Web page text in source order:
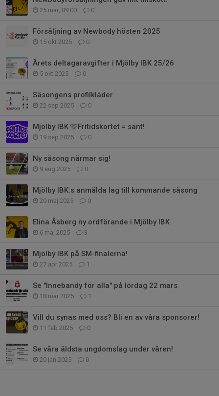
25 mar, 09:00 0
Försäljning av Newbody hösten 2025
15 okt 2025 0
Årets deltagaravgifter i Mjölby IBK 25/26
5 okt 2025 0
Säsongens profilkläder
22 sep 2025 0
Mjölby IBK 🩷Fritidskortet = sant!
19 sep 2025 0
Ny säsong närmar sig!
9 aug 2025 0
Mjölby IBK:s anmälda lag till kommande säsong
20 maj 2025 0
Elina Åsberg ny ordförande i Mjölby IBK
6 maj 2025 3
Mjölby IBK på SM-finalerna!
27 apr 2025 1
Se "Innebandy för alla" på lördag 22 mars
18 mar 2025 1
Vill du synas med oss? Bli en av våra sponsorer!
11 feb 2025 0
Se våra äldsta ungdomslag under våren!
20 jan 2025 0